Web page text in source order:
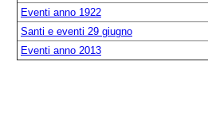
Eventi anno 1922
Santi e eventi 29 giugno
Eventi anno 2013